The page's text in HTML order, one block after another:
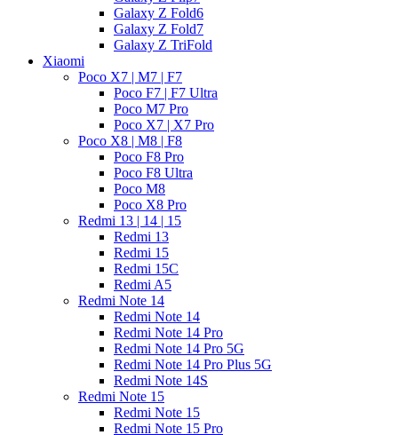
Galaxy Z Fold6
Galaxy Z Fold7
Galaxy Z TriFold
Xiaomi
Poco X7 | M7 | F7
Poco F7 | F7 Ultra
Poco M7 Pro
Poco X7 | X7 Pro
Poco X8 | M8 | F8
Poco F8 Pro
Poco F8 Ultra
Poco M8
Poco X8 Pro
Redmi 13 | 14 | 15
Redmi 13
Redmi 15
Redmi 15C
Redmi A5
Redmi Note 14
Redmi Note 14
Redmi Note 14 Pro
Redmi Note 14 Pro 5G
Redmi Note 14 Pro Plus 5G
Redmi Note 14S
Redmi Note 15
Redmi Note 15
Redmi Note 15 Pro